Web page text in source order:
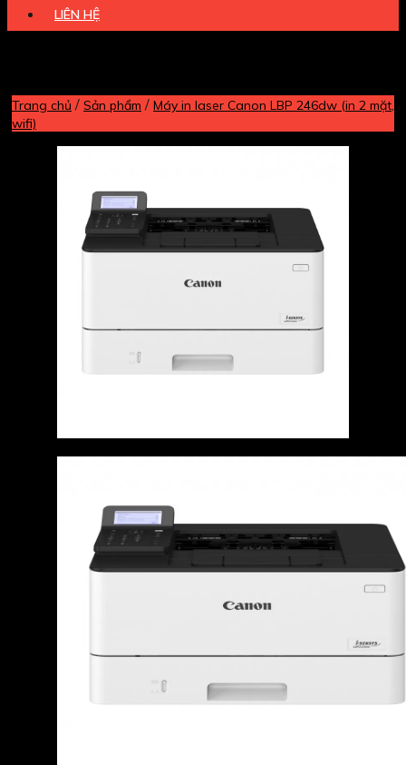
LIÊN HỆ
Trang chủ / Sản phẩm / Máy in laser Canon LBP 246dw (in 2 mặt,
wifi)